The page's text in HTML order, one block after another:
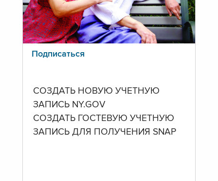
Подписаться
СОЗДАТЬ НОВУЮ УЧЕТНУЮ
ЗАПИСЬ NY.GOV
СОЗДАТЬ ГОСТЕВУЮ УЧЕТНУЮ
ЗАПИСЬ ДЛЯ ПОЛУЧЕНИЯ SNAP